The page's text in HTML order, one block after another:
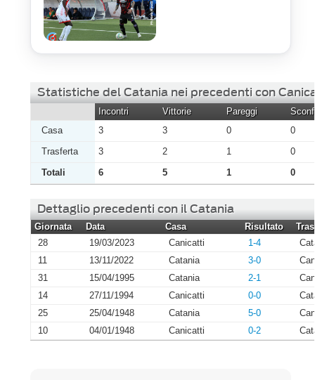
Statistiche del Catania nei precedenti con
Incontri Vittorie Pareggi
Casa
3 3 0
0
Trasferta
3 2 1
0
Totali
6 5 1 0
Dettaglio precedenti con il Catania
Giornata Data Casa Risultato
28
19/03/2023 Canicatti 1-4
11
13/11/2022 Catania 3-0
31
15/04/1995 Catania 2-1
14
27/11/1994 Canicatti 0-0
25
25/04/1948 Catania 5-0
10
04/01/1948 Canicatti 0-2